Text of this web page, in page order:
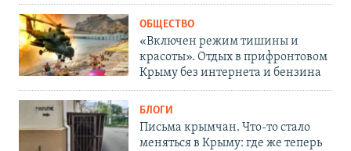
ОБЩЕСТВО
«Включен режим тишины и
красоты». Отдых в прифронтовом
Крыму без интернета и бензина
БЛОГИ
Письма крымчан. Что-то стало
меняться в Крыму: где же теперь